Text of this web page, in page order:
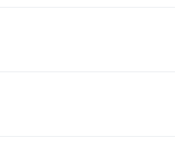
e fácil seus certificados
já que ainda vai ter acesso ao